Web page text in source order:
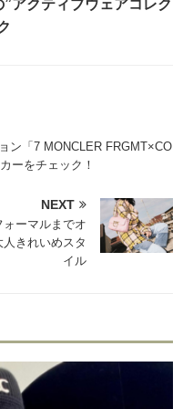
クティブウェアコレク
ン「7 MONCLER FRGMT×CO
ーをチェック！
NEXT
ォーマルまでオ
きれいめスタ
イル